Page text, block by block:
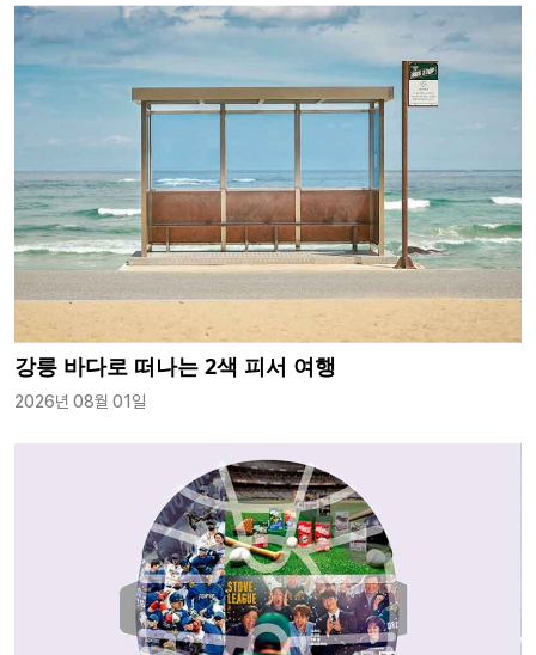
강릉 바다로 떠나는 2색 피서 여행
2026년 08월 01일